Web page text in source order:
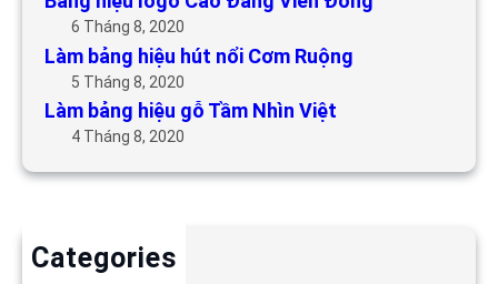
6 Tháng 8, 2020
Làm bảng hiệu hút nổi Cơm Ruộng
5 Tháng 8, 2020
Làm bảng hiệu gỗ Tầm Nhìn Việt
4 Tháng 8, 2020
Categories